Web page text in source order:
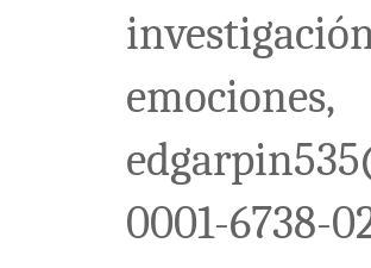
0001-6738-